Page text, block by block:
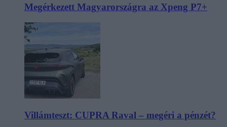
Megérkezett Magyarországra az Xpeng P7+
Villámteszt: CUPRA Raval – megéri a pénzét?